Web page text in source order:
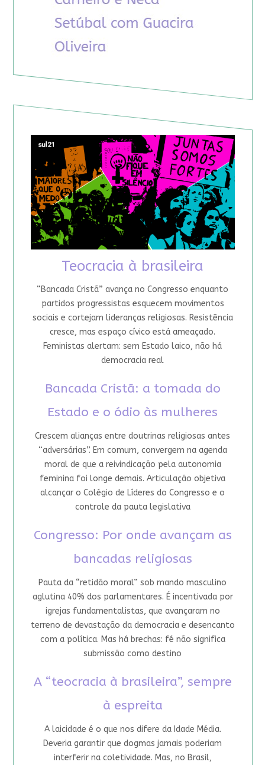
Teocracia à brasileira
“Bancada Cristã” avança no Congresso enquanto
partidos progressistas esquecem movimentos
sociais e cortejam lideranças religiosas. Resistência
cresce, mas espaço cívico está ameaçado.
Feministas alertam: sem Estado laico, não há
democracia real
Bancada Cristã: a tomada do
Estado e o ódio às mulheres
Crescem alianças entre doutrinas religiosas antes
“adversárias”. Em comum, convergem na agenda
moral de que a reivindicação pela autonomia
feminina foi longe demais. Articulação objetiva
alcançar o Colégio de Líderes do Congresso e o
controle da pauta legislativa
Congresso: Por onde avançam as
bancadas religiosas
Pauta da “retidão moral” sob mando masculino
aglutina 40% dos parlamentares. É incentivada por
igrejas fundamentalistas, que avançaram no
terreno de devastação da democracia e desencanto
com a política. Mas há brechas: fé não significa
submissão como destino
A “teocracia à brasileira”, sempre
à espreita
A laicidade é o que nos difere da Idade Média.
Deveria garantir que dogmas jamais poderiam
interferir na coletividade. Mas, no Brasil,